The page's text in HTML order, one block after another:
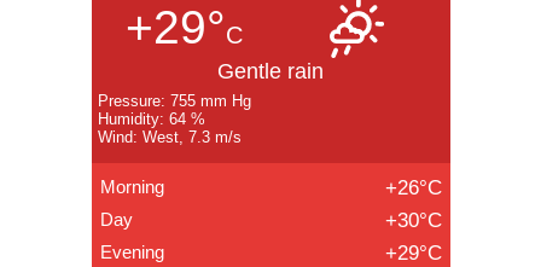
+29°C
Gentle rain
Pressure: 755 mm Hg
Humidity: 64 %
Wind: West, 7.3 m/s
Morning +26°C
Day +30°C
Evening +29°C